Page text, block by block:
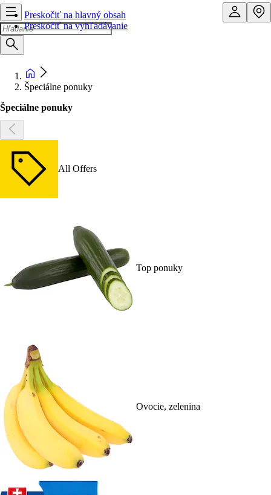
Preskočiť na hlavný obsah
Preskočiť na vyhľadávanie
Špeciálne ponuky
Špeciálne ponuky
All Offers
Top ponuky
Ovocie, zelenina